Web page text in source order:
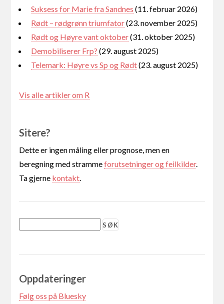
Suksess for Marie fra Sandnes (11. februar 2026)
Rødt – rødgrønn triumfator(23. november 2025)
Rødt og Høyre vant oktober(31. oktober 2025)
Demobiliserer Frp? (29. august 2025)
Telemark: Høyre vs Sp og Rødt(23. august 2025)
Vis alle artikler om R
Sitere?
Dette er ingen måling eller prognose, men en
beregning med strammeforutsetninger og feilkilder.
Ta gjerne kontakt.
Oppdateringer
Følg oss på Bluesky